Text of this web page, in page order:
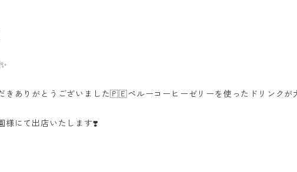
きありがとうございました🇵🇪ペルーコーヒーゼリーを使ったドリンク
様にて出店いたします❣️